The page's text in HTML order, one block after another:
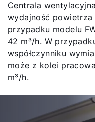
Centrala
wydajność
przypadku modelu
42 m³/h. W
współczynniku
może z kolei
m³/h.